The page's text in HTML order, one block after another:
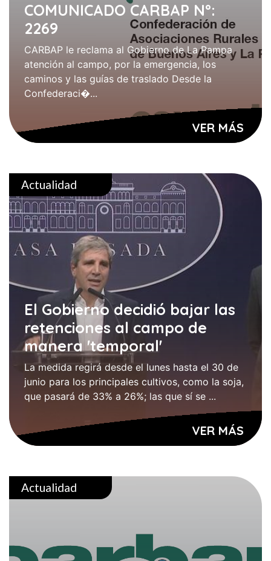
COMUNICADO CARBAP Nº:
2269
CARBAP le reclama al Gobierno de La Pampa
atención al campo, por la emergencia, los
caminos y las guías de traslado Desde la
Confederaci�...
VER MÁS
Actualidad
El Gobierno decidió bajar las
retenciones al campo de
manera 'temporal'
La medida regirá desde el lunes hasta el 30 de
junio para los principales cultivos, como la soja,
que pasará de 33% a 26%; las que sí se ...
VER MÁS
Actualidad